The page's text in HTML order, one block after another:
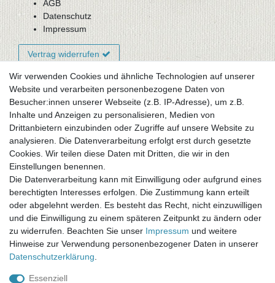
AGB
Datenschutz
Impressum
Vertrag widerrufen
Newsletter-Anmeldung
FAQ / Fragen
Mein Warenkorb
Mein Merkzettel
Mein Konto
UNSER LADENGESCHÄFT
Gottlieb-Daimler-Str. 10
33334 Gütersloh
ÖFFNUNGSZEITEN
Montag - Dienstag: 8.00 - 18.00 Uhr, Mittwoch Ruhetag,
Donnerstag: 8.00 - 18.00 Uhr, Freitag 8.00 - 14.00 Uhr
Wir verwenden Cookies und ähnliche Technologien auf unserer
Website und verarbeiten personenbezogene Daten von
Besucher:innen unserer Webseite (z.B. IP-Adresse), um z.B.
Inhalte und Anzeigen zu personalisieren, Medien von
Drittanbietern einzubinden oder Zugriffe auf unsere Website zu
analysieren. Die Datenverarbeitung erfolgt erst durch gesetzte
Cookies. Wir teilen diese Daten mit Dritten, die wir in den
Einstellungen benennen.
Die Datenverarbeitung kann mit Einwilligung oder aufgrund eines
berechtigten Interesses erfolgen. Die Zustimmung kann erteilt
oder abgelehnt werden. Es besteht das Recht, nicht einzuwilligen
und die Einwilligung zu einem späteren Zeitpunkt zu ändern oder
zu widerrufen. Beachten Sie unser Impressum und weitere
Hinweise zur Verwendung personenbezogener Daten in unserer
Daten­schutz­erklärung
Essenziell